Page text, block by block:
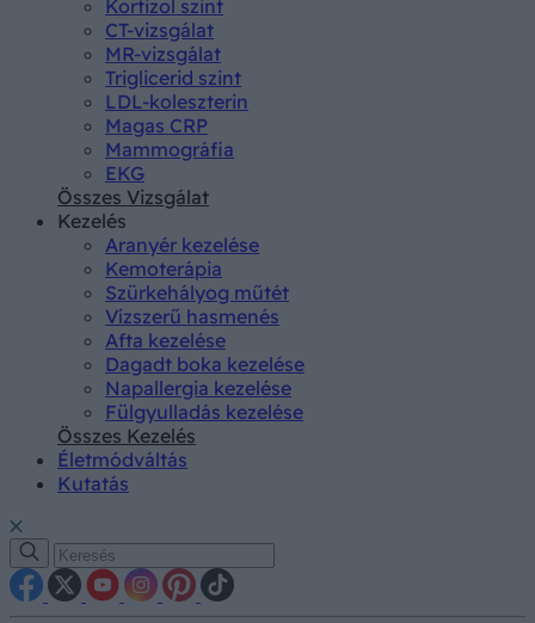
Kortizol szint
CT-vizsgálat
MR-vizsgálat
Triglicerid szint
LDL-koleszterin
Magas CRP
Mammográfia
EKG
Összes Vizsgálat
Kezelés
Aranyér kezelése
Kemoterápia
Szürkehályog műtét
Vízszerű hasmenés
Afta kezelése
Dagadt boka kezelése
Napallergia kezelése
Fülgyulladás kezelése
Összes Kezelés
Életmódváltás
Kutatás